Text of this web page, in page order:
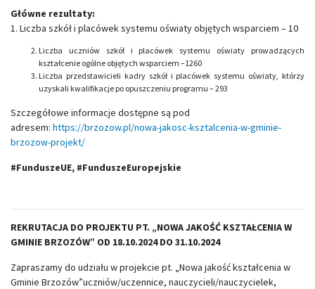
Główne rezultaty:
1. Liczba szkół i placówek systemu oświaty objętych wsparciem – 10
Liczba uczniów szkół i placówek systemu oświaty prowadzących
kształcenie ogólne objętych wsparciem –1260
Liczba przedstawicieli kadry szkół i placówek systemu oświaty, którzy
uzyskali kwalifikacje po opuszczeniu programu – 293
Szczegółowe informacje dostępne są pod
adresem: https://brzozow.pl/nowa-jakosc-ksztalcenia-w-gminie-
brzozow-projekt/
#FunduszeUE, #FunduszeEuropejskie
REKRUTACJA DO PROJEKTU PT. „NOWA JAKOŚĆ KSZTAŁCENIA W
GMINIE BRZOZÓW” OD 18.10.2024 DO 31.10.2024
Zapraszamy do udziału w projekcie pt. „Nowa jakość kształcenia w
Gminie Brzozów”uczniów/uczennice, nauczycieli/nauczycielek,